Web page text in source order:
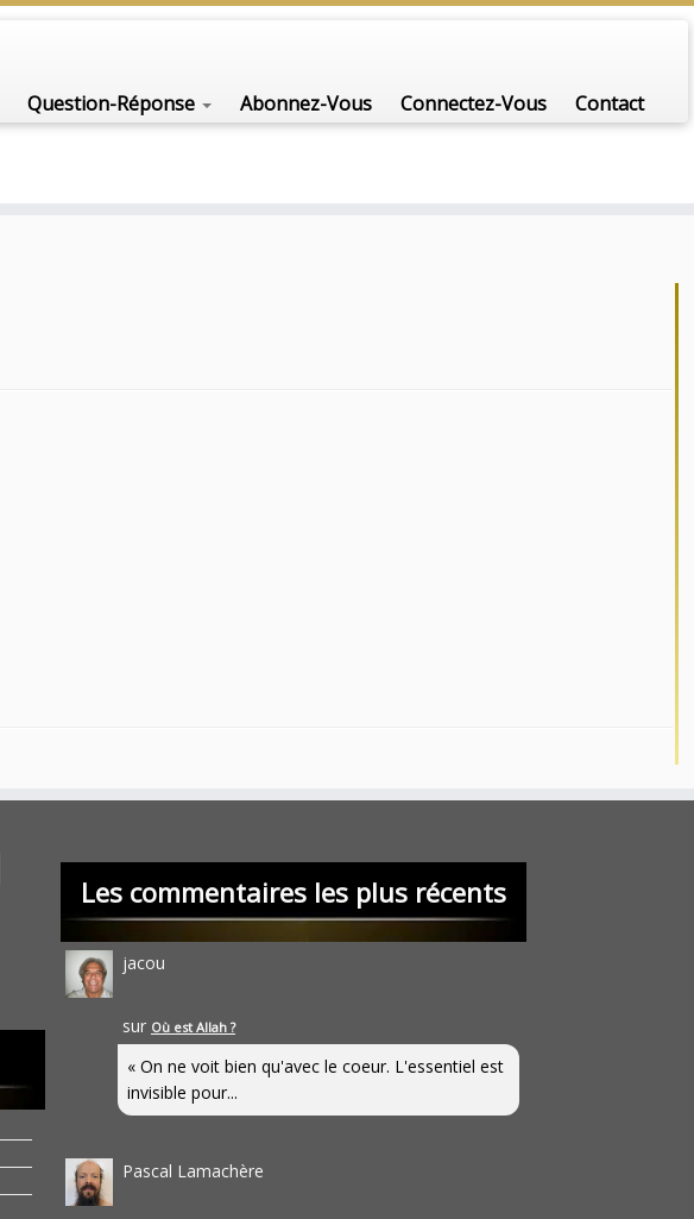
Question-Réponse Abonnez-Vous Connectez-Vous Contact
Les commentaires les plus récents
jacou
sur Où est Allah ?
« On ne voit bien qu'avec le coeur. L'essentiel est
invisible pour...
Pascal Lamachère